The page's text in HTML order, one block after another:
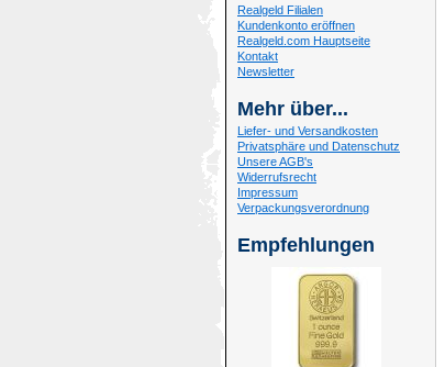
Realgeld Filialen
Kundenkonto eröffnen
Realgeld.com Hauptseite
Kontakt
Newsletter
Mehr über...
Liefer- und Versandkosten
Privatsphäre und Datenschutz
Unsere AGB's
Widerrufsrecht
Impressum
Verpackungsverordnung
Empfehlungen